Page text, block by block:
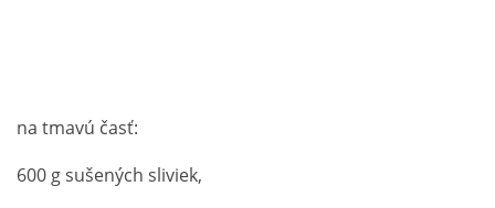
na tmavú časť:
600 g sušených sliviek,